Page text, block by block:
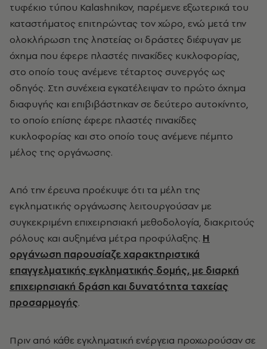
τυφέκιο τύπου Kalashnikov, παρέμενε εξωτερικά του
καταστήματος επιτηρώντας τον χώρο, ενώ μετά την
ολοκλήρωση της ληστείας οι δράστες διέφυγαν με
όχημα που έφερε πλαστές πινακίδες κυκλοφορίας,
στο οποίο τους ανέμενε τέταρτος συνεργός ως
οδηγός. Στη συνέχεια εγκατέλειψαν το πρώτο όχημα
διαφυγής και επιβιβάστηκαν σε δεύτερο αυτοκίνητο,
το οποίο επίσης έφερε πλαστές πινακίδες
κυκλοφορίας και στο οποίο τους ανέμενε πέμπτο
μέλος της οργάνωσης.
Από την έρευνα προέκυψε ότι τα μέλη της
εγκληματικής οργάνωσης λειτουργούσαν με
συγκεκριμένη επιχειρησιακή μεθοδολογία, διακριτούς
ρόλους και αυξημένα μέτρα προφύλαξης. Η
οργάνωση παρουσίαζε χαρακτηριστικά
επαγγελματικής εγκληματικής δομής, με διαρκή
επιχειρησιακή δράση και δυνατότητα ταχείας
προσαρμογής.
Πριν από κάθε εγκληματική ενέργεια προχωρούσαν σε